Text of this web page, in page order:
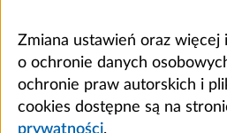
Zmiana ustawień oraz więcej
o ochronie danych
ochronie praw autorskich i
cookies dostępne są na
prywatności.